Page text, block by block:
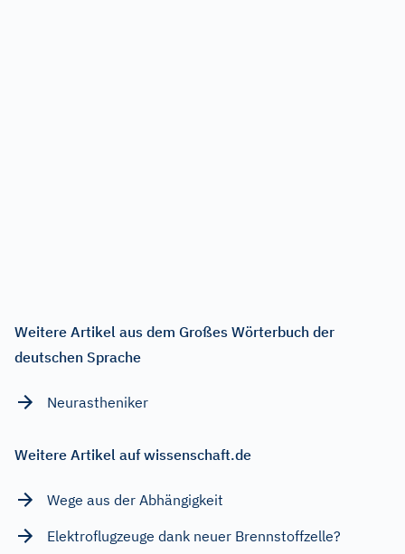
Weitere Artikel aus dem Großes Wörterbuch der
deutschen Sprache
Neurastheniker
Weitere Artikel auf wissenschaft.de
Wege aus der Abhängigkeit
Elektroflugzeuge dank neuer Brennstoffzelle?